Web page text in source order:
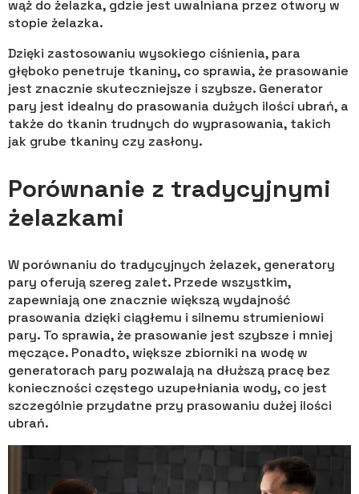
wąż do żelazka, gdzie jest uwalniana przez otwory w
stopie żelazka.
Dzięki zastosowaniu wysokiego ciśnienia, para
głęboko penetruje tkaniny, co sprawia, że prasowanie
jest znacznie skuteczniejsze i szybsze. Generator
pary jest idealny do prasowania dużych ilości ubrań, a
także do tkanin trudnych do wyprasowania, takich
jak grube tkaniny czy zasłony.
Porównanie z tradycyjnymi
żelazkami
W porównaniu do tradycyjnych żelazek, generatory
pary oferują szereg zalet. Przede wszystkim,
zapewniają one znacznie większą wydajność
prasowania dzięki ciągłemu i silnemu strumieniowi
pary. To sprawia, że prasowanie jest szybsze i mniej
męczące. Ponadto, większe zbiorniki na wodę w
generatorach pary pozwalają na dłuższą pracę bez
konieczności częstego uzupełniania wody, co jest
szczególnie przydatne przy prasowaniu dużej ilości
ubrań.